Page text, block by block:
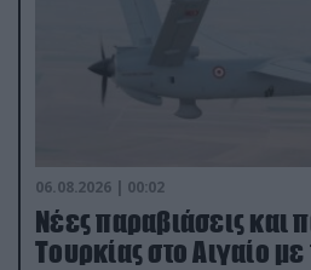
06.08.2026 | 00:02
Νέες παραβιάσεις και
Τουρκίας στο Αιγαίο με